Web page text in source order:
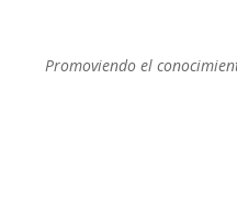
Promoviendo el